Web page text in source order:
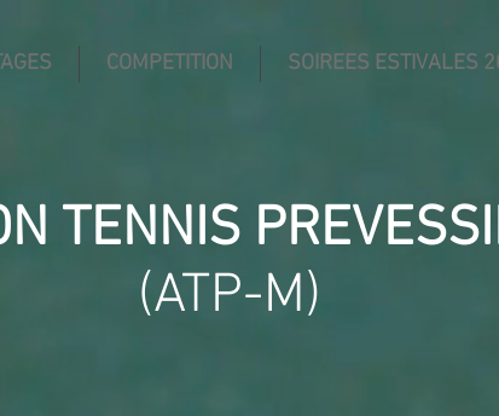
COMPETITION SOIREES ESTIVALES
TENNIS
(ATP-M)